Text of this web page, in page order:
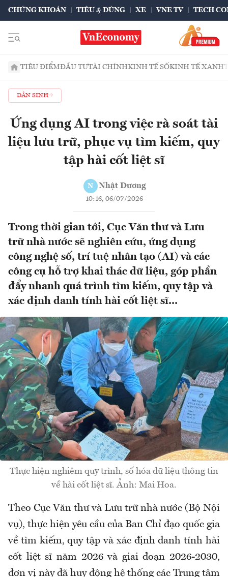
CHỨNG KHOÁN TIÊU & DÙNG XE VNE TV TECH
TIÊU ĐIỂMĐẦU TƯTÀI CHÍNHKINH TẾ SỐKINH TẾ XANH
DÂN SINH
Ứng dụng AI trong việc rà soát tài
liệu lưu trữ, phục vụ tìm kiếm, quy
tập hài cốt liệt sĩ
N Nhật Dương
10:16, 06/07/2026
Trong thời gian tới, Cục Văn thư và Lưu
trữ nhà nước sẽ nghiên cứu, ứng dụng
công nghệ số, trí tuệ nhân tạo (AI) và các
công cụ hỗ trợ khai thác dữ liệu, góp phần
đẩy nhanh quá trình tìm kiếm, quy tập và
xác định danh tính hài cốt liệt sĩ...
Thực hiện nghiêm quy trình, số hóa dữ liệu thông tin
về hài cốt liệt sĩ. Ảnh: Mai Hoa.
Theo Cục Văn thư và Lưu trữ nhà nước (Bộ Nội
vụ), thực hiện yêu cầu của Ban Chỉ đạo quốc gia
về tìm kiếm, quy tập và xác định danh tính hài
cốt liệt sĩ năm 2026 và giai đoạn 2026-2030,
đơn vị này đã huy động hệ thống các Trung tâm